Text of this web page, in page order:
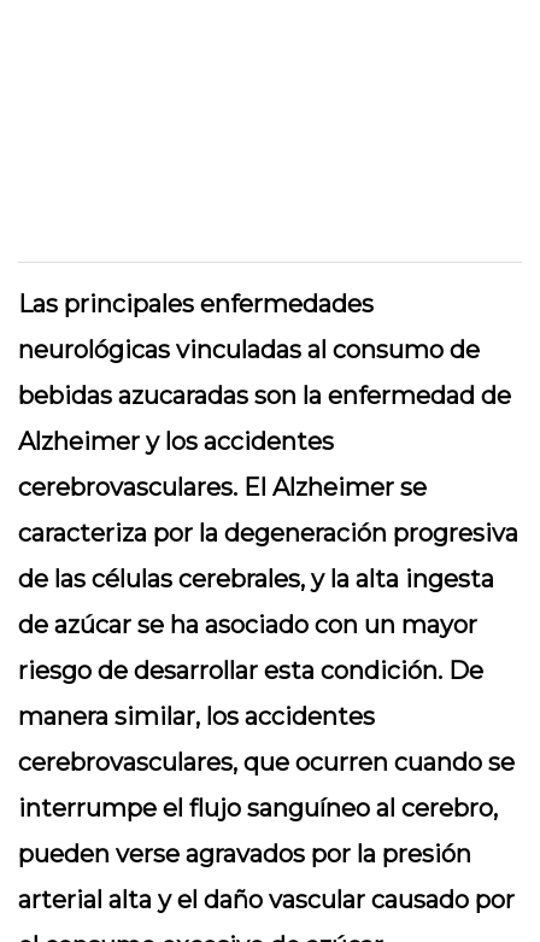
Las principales enfermedades
neurológicas vinculadas al consumo de
bebidas azucaradas son la enfermedad de
Alzheimer y los accidentes
cerebrovasculares. El Alzheimer se
caracteriza por la degeneración progresiva
de las células cerebrales, y la alta ingesta
de azúcar se ha asociado con un mayor
riesgo de desarrollar esta condición. De
manera similar, los accidentes
cerebrovasculares, que ocurren cuando se
interrumpe el flujo sanguíneo al cerebro,
pueden verse agravados por la presión
arterial alta y el daño vascular causado por